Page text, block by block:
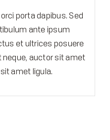
porta dapibus. Sed
ante ipsum
et ultrices posuere
neque, auctor sit amet
amet ligula.